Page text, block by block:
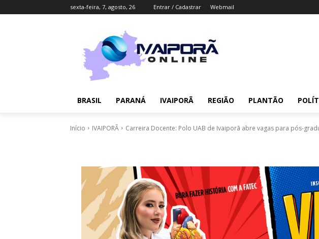
sexta-feira, 7, agosto, 26 Entrar / Cadastrar Webmail
BRASIL PARANÁ IVAIPORÃ REGIÃO PLANTÃO
Início IVAIPORÃ Carreira Docente: Polo UAB de Ivaiporã abre vagas para pós-